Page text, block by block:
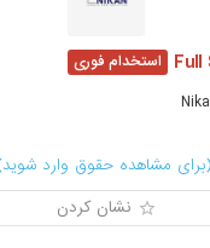
(برای مشاهده حقوق وارد
نشان کردن